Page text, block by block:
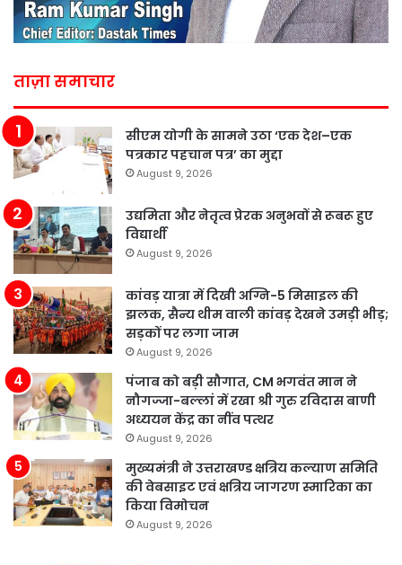
ताज़ा समाचार
सीएम योगी के सामने उठा ‘एक देश–एक
पत्रकार पहचान पत्र’ का मुद्दा
August 9, 2026
उद्यमिता और नेतृत्व प्रेरक अनुभवों से रूबरू हुए
विद्यार्थी
August 9, 2026
कांवड़ यात्रा में दिखी अग्नि-5 मिसाइल की
झलक, सैन्य थीम वाली कांवड़ देखने उमड़ी भीड़;
सड़कों पर लगा जाम
August 9, 2026
पंजाब को बड़ी सौगात, CM भगवंत मान ने
नौगज्जा-बल्लां में रखा श्री गुरु रविदास बाणी
अध्ययन केंद्र का नींव पत्थर
August 9, 2026
मुख्यमंत्री ने उत्तराखण्ड क्षत्रिय कल्याण समिति
की वेबसाइट एवं क्षत्रिय जागरण स्मारिका का
किया विमोचन
August 9, 2026